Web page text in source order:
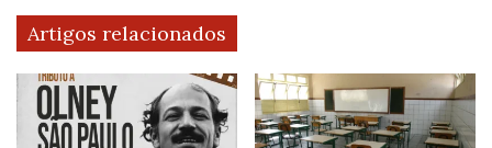
Artigos relacionados